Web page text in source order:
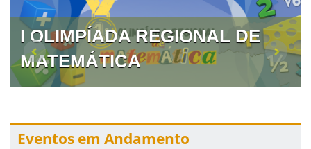
I OLIMPÍADA REGIONAL DE
MATEMÁTICA
Eventos em Andamento